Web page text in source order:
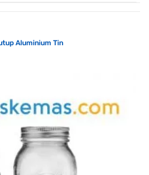
Aluminium Tin